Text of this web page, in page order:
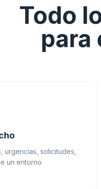
Todo
para
urgencias, solicitudes,
un entorno